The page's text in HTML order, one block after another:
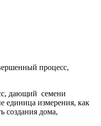
процесс,
дающий семени
единица измерения, как
создания дома,